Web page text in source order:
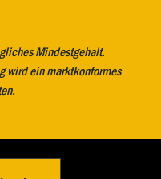
Mindestgehalt.
wird ein marktkonformes